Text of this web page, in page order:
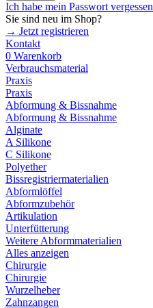
Ich habe mein Passwort vergessen
Sie sind neu im Shop?
→ Jetzt registrieren
Kontakt
0 Warenkorb
Verbrauchsmaterial
Praxis
Praxis
Abformung & Bissnahme
Abformung & Bissnahme
Alginate
A Silikone
C Silikone
Polyether
Bissregistriermaterialien
Abformlöffel
Abformzubehör
Artikulation
Unterfütterung
Weitere Abformmaterialien
Alles anzeigen
Chirurgie
Chirurgie
Wurzelheber
Zahnzangen